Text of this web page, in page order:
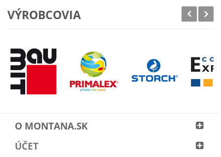
VÝROBCOVIA
O MONTANA.SK
ÚČET